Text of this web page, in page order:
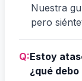
Nuestra
pero
Q:Estoy
¿qué